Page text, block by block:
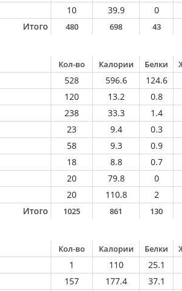
10 39.9 0
Итого
480 698 43
Кол-во Калории Белки
528 596.6 124.6
120 13.2 0.8
238 33.3 1.4
23 9.4 0.3
58 9.3 0.9
18 8.8 0.7
20 79.8 0
20 110.8 2
Итого
1025 861 130
Кол-во Калории Белки
1 110 25.1
157 177.4 37.1